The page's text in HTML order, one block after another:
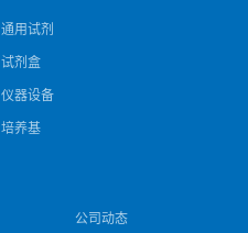
通用试剂
试剂盒
仪器设备
培养基
公司动态